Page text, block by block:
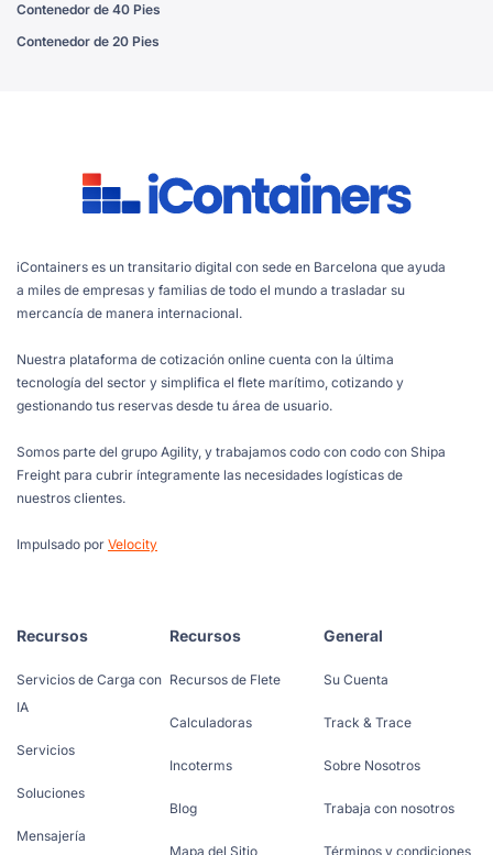
Contenedor de 40 Pies
Contenedor de 20 Pies
iContainers es un transitario digital con sede en Barcelona que ayuda
a miles de empresas y familias de todo el mundo a trasladar su
mercancía de manera internacional.
Nuestra plataforma de cotización online cuenta con la última
tecnología del sector y simplifica el flete marítimo, cotizando y
gestionando tus reservas desde tu área de usuario.
Somos parte del grupo Agility, y trabajamos codo con codo con Shipa
Freight para cubrir íntegramente las necesidades logísticas de
nuestros clientes.
Impulsado por Velocity
Recursos
Servicios de Carga con
IA
Servicios
Soluciones
Mensajería
Recursos
Recursos de Flete
Calculadoras
Incoterms
Blog
Mapa del Sitio
General
Su Cuenta
Track & Trace
Sobre Nosotros
Trabaja con nosotros
Términos y condiciones